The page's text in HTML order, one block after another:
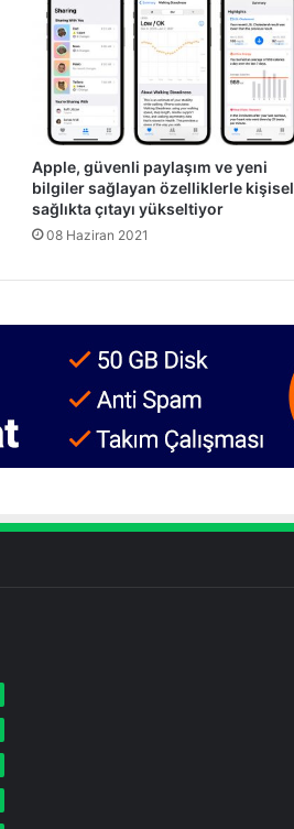
Apple, güvenli paylaşım ve yeni
bilgiler sağlayan özelliklerle kişisel
sağlıkta çıtayı yükseltiyor
08 Haziran 2021